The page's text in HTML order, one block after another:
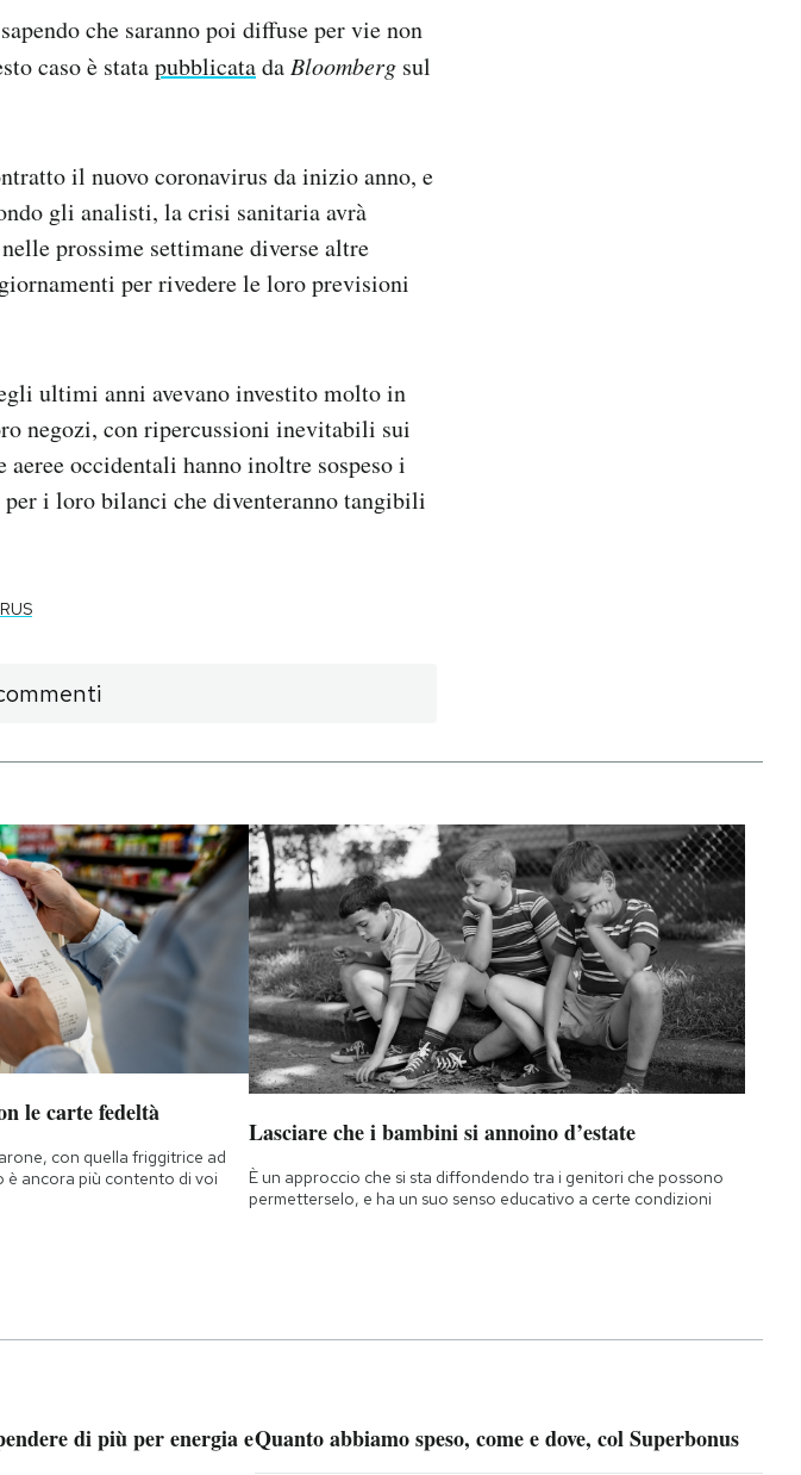
che saranno poi diffuse per vie non
caso è statapubblicatadaBloomberg sul
il nuovo coronavirus da inizio anno, e
gli analisti, la crisi sanitaria avrà
prossime settimane diverse altre
per rivedere le loro previsioni
ultimi anni avevano investito molto in
negozi, con ripercussioni inevitabili sui
occidentali hanno inoltre sospeso i
i loro bilanci che diventeranno tangibili
le carte fedeltà
con quella friggitrice ad
è ancora più contento di voi
Lasciare che i bambini si annoino d’estate
È un approccio che si sta diffondendo tra i genitori che possono
permetterselo, e ha un suo senso educativo a certe condizioni
di più per energia eQuanto abbiamo speso, come e dove, col Superbonus